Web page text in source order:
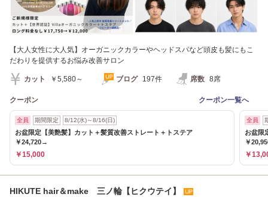
【大人女性に大人気】オーガニックカラーやヘッドスパなど頭皮も髪にもこ
だわりを提供するお悩み改善サロン
カット ￥5,580～ ブログ 197件 席数 8席
クーポン クーポン一覧へ
全員 期間限定 8/12(水)～8/16(日)
お盆限定【美艶髪】カット＋髪質改善ストレート＋トステア
￥24,720→
￥15,000
全員
お盆限
￥
￥
HIKUTE hair＆make 三ノ輪【ヒクウテイ】